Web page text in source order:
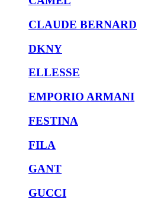
CLAUDE BERNARD
DKNY
ELLESSE
EMPORIO ARMANI
FESTINA
FILA
GANT
GUCCI